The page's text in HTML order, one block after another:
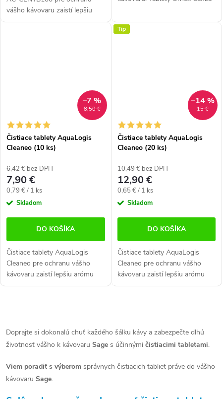
vášho kávovaru zaistí lepšiu
arómu kávy a dlhšiu životnosť
dlhšiu životnosť prístroja.
Určené pre všetky kávovary....
8,50 €
–7 %
Čistiace tablety AquaLogis
Cleaneo (10 ks)
6,42 € bez DPH
7,90 €
Jednotková
cena:
0,79 € / 1 ks
Skladom
DO KOŠÍKA
Čistiace tablety AquaLogis
Cleaneo pre ochranu vášho
kávovaru zaistí lepšiu arómu
kávy a dlhšiu životnosť
Tip
15 €
–14 %
Čistiace tablety AquaLogis
Cleaneo (20 ks)
10,49 € bez DPH
12,90 €
Jednotková
cena:
0,65 € / 1 ks
Skladom
DO KOŠÍKA
Čistiace tablety AquaLogis
Cleaneo pre ochranu vášho
kávovaru zaistí lepšiu arómu
kávy a dlhšiu životnosť
v
l
á
d
Doprajte si dokonalú chuť každého šálku kávy a zabezpečte dlhú
životnosť vášho k kávovaru Sage s účinnými čistiacimi tabletami.
Viem poradiť s výberom správnych čistiacich tabliet práve do vášho
kávovaru Sage.